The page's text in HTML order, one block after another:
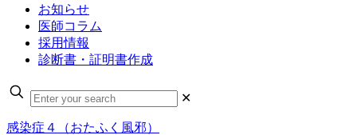
お知らせ
医師コラム
採用情報
診断書・証明書作成
✕
感染症４（おたふく風邪）